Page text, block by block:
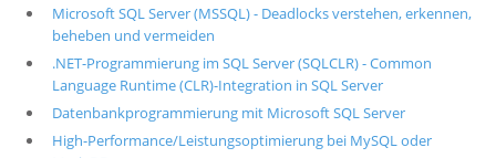
Microsoft SQL Server (MSSQL) - Deadlocks verstehen, erkennen,
beheben und vermeiden
.NET-Programmierung im SQL Server (SQLCLR) - Common
Language Runtime (CLR)-Integration in SQL Server
Datenbankprogrammierung mit Microsoft SQL Server
High-Performance/Leistungsoptimierung bei MySQL oder